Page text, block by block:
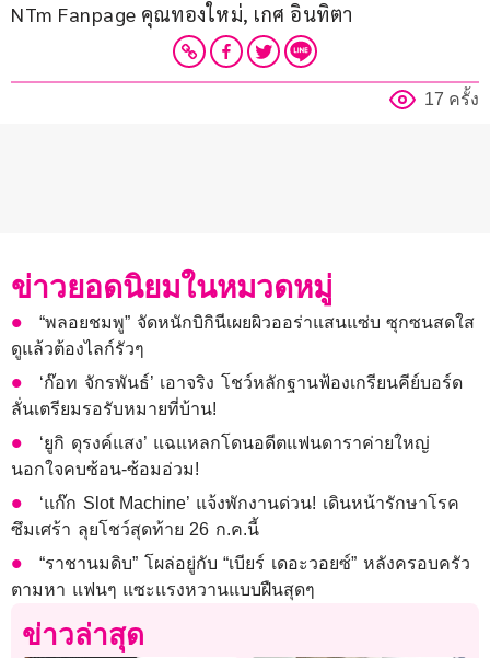
NTm Fanpage คุณทองใหม่, เกศ อินทิตา
17 ครั้ง
ข่าวยอดนิยมในหมวดหมู่
“พลอยชมพู” จัดหนักบิกินีเผยผิวออร่าแสนแซ่บ ซุกซนสดใส
ดูแล้วต้องไลก์รัวๆ
‘ก๊อท จักรพันธ์’ เอาจริง โชว์หลักฐานฟ้องเกรียนคีย์บอร์ด
ลั่นเตรียมรอรับหมายที่บ้าน!
‘ยูกิ ดุรงค์แสง’ แฉแหลกโดนอดีตแฟนดาราค่ายใหญ่
นอกใจคบซ้อน-ซ้อมอ่วม!
‘แก๊ก Slot Machine’ แจ้งพักงานด่วน! เดินหน้ารักษาโรค
ซึมเศร้า ลุยโชว์สุดท้าย 26 ก.ค.นี้
“ราชานมดิบ” โผล่อยู่กับ “เบียร์ เดอะวอยซ์” หลังครอบครัว
ตามหา แฟนๆ แซะแรงหวานแบบฝืนสุดๆ
ข่าวล่าสุด